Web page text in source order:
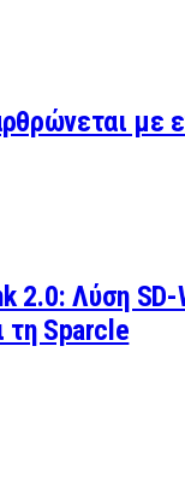
με
2.0: Λύση SD-
τη Sparcle